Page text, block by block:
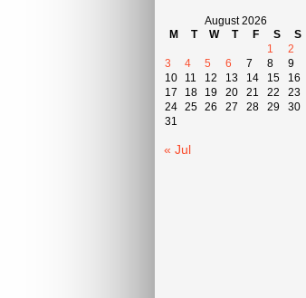
August 2026
M
T W T F S
S
1
2
3
4 5 6 7 8
9
10
11 12 13 14 15
16
17
18 19 20 21 22
23
24 25 26 27 28 29
30
31
« Jul